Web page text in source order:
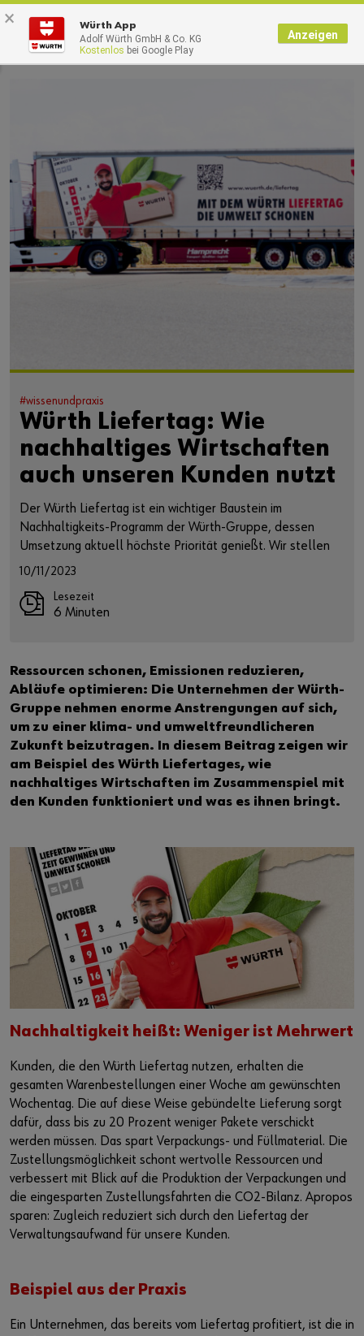
Startseite Unternehmen Online-Magazin
#wissenundpraxis
Würth Liefertag: Wie
nachhaltiges Wirtschaften
auch unseren Kunden nutzt
Der Würth Liefertag ist ein wichtiger Baustein im
Nachhaltigkeits-Programm der Würth-Gruppe, dessen
Umsetzung aktuell höchste Priorität genießt. Wir stellen
am Beispiel dieses Angebots vor, was nachhaltiges
10/11/2023
Lesezeit
6 Minuten
Ressourcen schonen, Emissionen reduzieren,
Abläufe optimieren: Die Unternehmen der Würth-
Gruppe nehmen enorme Anstrengungen auf sich,
um zu einer klima- und umweltfreundlicheren
Zukunft beizutragen. In diesem Beitrag zeigen wir
am Beispiel des Würth Liefertages, wie
nachhaltiges Wirtschaften im Zusammenspiel mit
den Kunden funktioniert und was es ihnen bringt.
Nachhaltigkeit heißt: Weniger ist Mehrwert
Kunden, die den Würth Liefertag nutzen, erhalten die
gesamten Warenbestellungen einer Woche am gewünschten
Wochentag. Die auf diese Weise gebündelte Lieferung sorgt
dafür, dass bis zu 20 Prozent weniger Pakete verschickt
werden müssen. Das spart Verpackungs- und Füllmaterial. Die
Zustellungsmöglichkeit schont wertvolle Ressourcen und
verbessert mit Blick auf die Produktion der Verpackungen und
die eingesparten Zustellungsfahrten die CO2-Bilanz. Apropos
sparen: Zugleich reduziert sich durch den Liefertag der
Verwaltungsaufwand für unsere Kunden.
Beispiel aus der Praxis
Ein Unternehmen, das bereits vom Liefertag profitiert, ist die in
× Würth App
Adolf Würth GmbH & Co. KG
Kostenlos bei Google Play
Anzeigen